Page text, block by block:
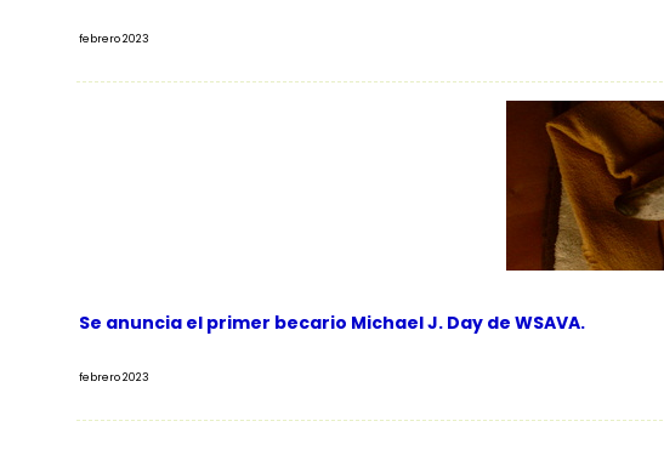
febrero 2023
Se anuncia el primer becario Michael J. Day de WSAVA.
febrero 2023